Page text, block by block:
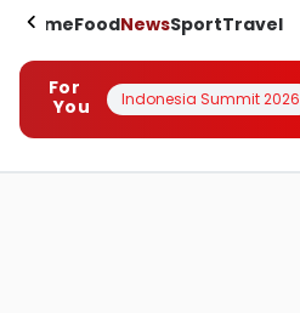
HomeFoodNewsSportTravel
For
You
Indonesia Summit 2026